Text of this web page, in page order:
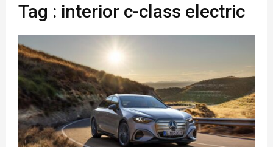
Tag : interior c-class electric